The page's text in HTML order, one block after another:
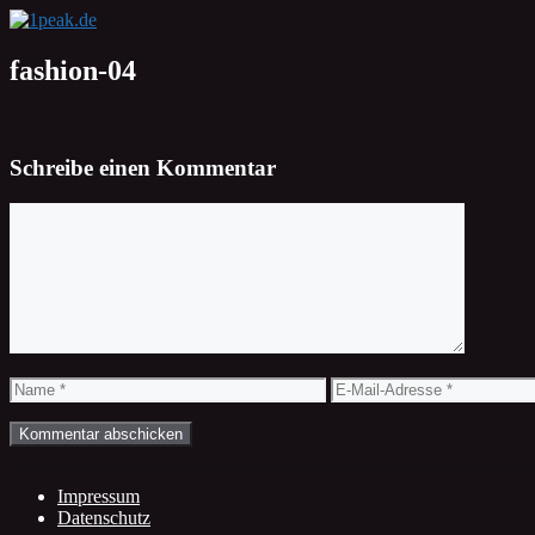
Zum
springen
fashion-04
Schreibe einen Kommentar
Name
E-
Mail-
Impressum
Datenschutz